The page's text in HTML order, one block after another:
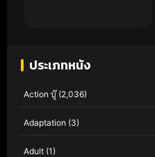
ประเภทหนัง
Action บู๊(2,036)
Adaptation (3)
Adult (1)